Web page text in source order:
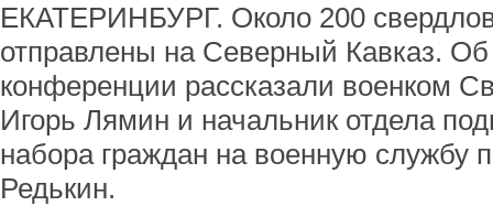
ЕКАТЕРИНБУРГ. Около 200
отправлены на Северный Кавказ. Об
конференции рассказали военком
Игорь Лямин и начальник отдела
набора граждан на военную службу
Редькин.